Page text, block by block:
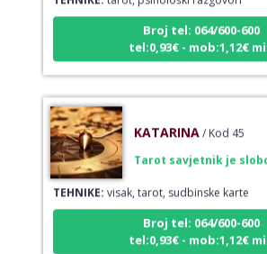
Broj tel: 064/600-600
tel:0,93€ - mob:1,12€ min
TEHNIKE:visak, tarot, sudbinske karte
Broj tel: 064/600-600
tel:0,93€ - mob:1,12€ min